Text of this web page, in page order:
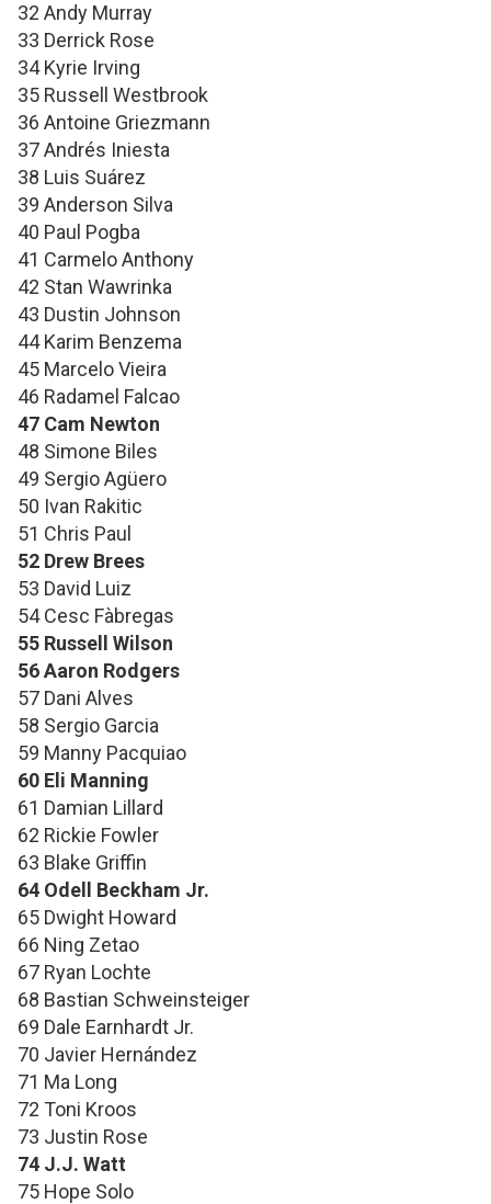
32 Andy Murray
33 Derrick Rose
34 Kyrie Irving
35 Russell Westbrook
36 Antoine Griezmann
37 Andrés Iniesta
38 Luis Suárez
39 Anderson Silva
40 Paul Pogba
41 Carmelo Anthony
42 Stan Wawrinka
43 Dustin Johnson
44 Karim Benzema
45 Marcelo Vieira
46 Radamel Falcao
47 Cam Newton
48 Simone Biles
49 Sergio Agüero
50 Ivan Rakitic
51 Chris Paul
52 Drew Brees
53 David Luiz
54 Cesc Fàbregas
55 Russell Wilson
56 Aaron Rodgers
57 Dani Alves
58 Sergio Garcia
59 Manny Pacquiao
60 Eli Manning
61 Damian Lillard
62 Rickie Fowler
63 Blake Griffin
64 Odell Beckham Jr.
65 Dwight Howard
66 Ning Zetao
67 Ryan Lochte
68 Bastian Schweinsteiger
69 Dale Earnhardt Jr.
70 Javier Hernández
71 Ma Long
72 Toni Kroos
73 Justin Rose
74 J.J. Watt
75 Hope Solo